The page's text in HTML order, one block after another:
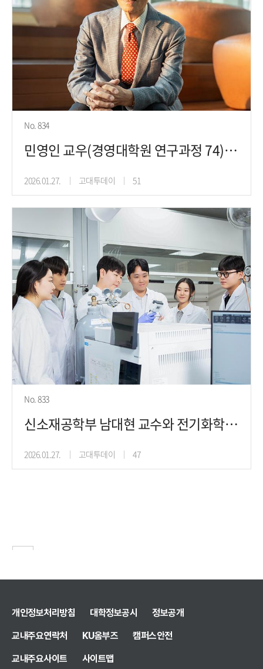
No. 834
민영인 교우(경영대학원 연구과정 74), 전세계 인재가 모여드는 글로벌
2026.01.27. 고대투데이 51
No. 833
신소재공학부 남대현 교수와 전기화학 촉매 소재 연구실, 기후 위기 주범
2026.01.27. 고대투데이 47
1 2 3 4 5 6 7 8
9
개인정보처리방침 대학정보공시 정보공개
교내주요연락처 KU옴부즈 캠퍼스안전
교내주요사이트 사이트맵